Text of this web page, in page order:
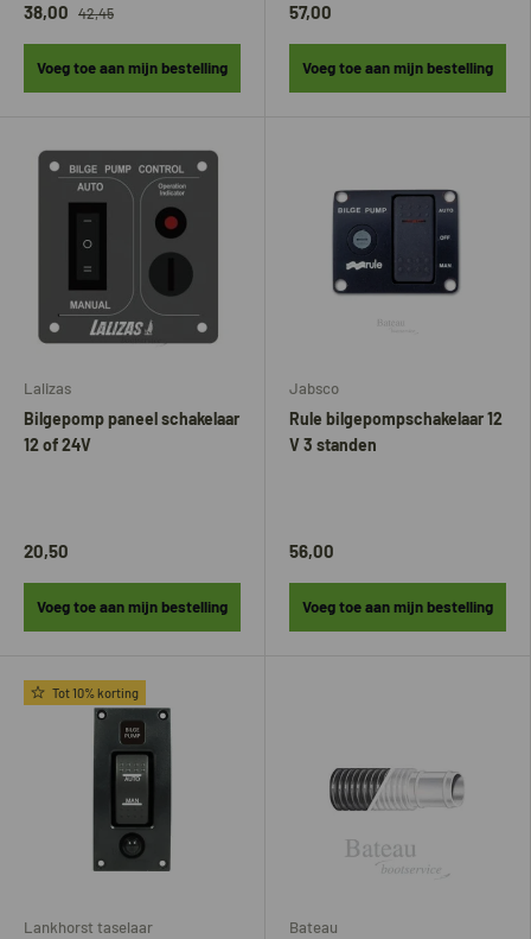
38,00 42,45
Voeg toe aan mijn bestelling
57,00
Voeg toe aan mijn bestelling
Lalizas
Bilgepomp paneel schakelaar
12 of 24V
20,50
Voeg toe aan mijn bestelling
Jabsco
Rule bilgepompschakelaar 12
V 3 standen
56,00
Voeg toe aan mijn bestelling
Tot 10% korting
Lankhorst taselaar Bateau